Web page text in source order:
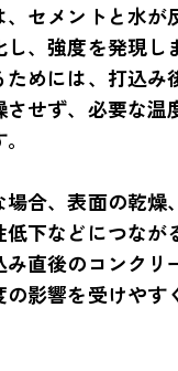
、セメントと水が
し、強度を発現し
めには、打込み
させず、必要な温
合、表面の乾燥
下などにつなが
直後のコンクリ
影響を受けやす